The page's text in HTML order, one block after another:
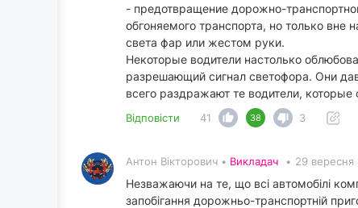
- предотвращение дорожно-
обгоняемого транспорта, но только вне
света фар или жестом руки.
Некоторые водители настолько
разрешающий сигнал светофора. Они
всего раздражают те водители, которые
Відповісти 41 38 3
Антон Вікторович • Викладач • 29 вересня
Незважаючи на те, що всі автомобілі
запобігання дорожньо-транспортній